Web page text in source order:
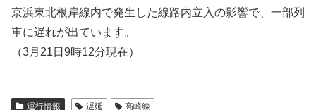
京浜東北根岸線内で発生した線路内立入の影響で、一部列
車に遅れが出ています。
（3月21日9時12分現在）
運行情報 遅延 高崎線